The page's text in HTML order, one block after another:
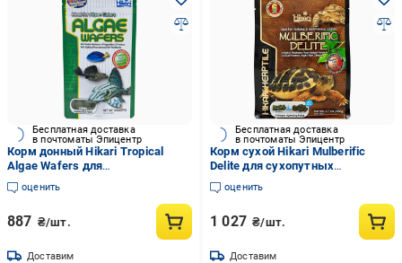
Бесплатная доставка
в почтоматы Эпицентр
Корм донный Hikari Tropical
Algae Wafers для
растительноядных сомов
анциструс 12+ см/диски 15-20
мм/ 250 г тонущий (21328)
оценить
887 ₴/шт.
Доставим
Бесплатная доставка
в почтоматы Эпицентр
Корм сухой Hikari Mulberific
Delite для сухопутных
растительноядных черепах
палочки 220 г (20631)
оценить
1 027 ₴/шт.
Доставим